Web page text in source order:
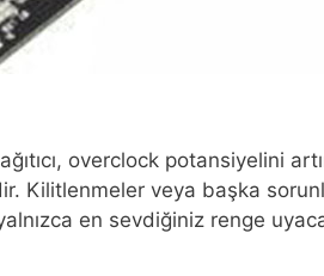
overclock potansiyelini
Kilitlenmeler veya başka
en sevdiğiniz renge